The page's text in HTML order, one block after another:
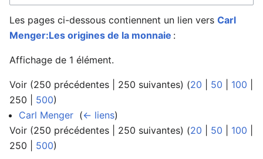
Les pages ci-dessous contiennent un lien vers Carl
Menger:Les origines de la monnaie :
Affichage de 1 élément.
Voir (250 précédentes 250 suivantes) (20 50 100
250
500)
Carl Menger (← liens)
Voir (250 précédentes 250 suivantes) (20 50 100
250
500)